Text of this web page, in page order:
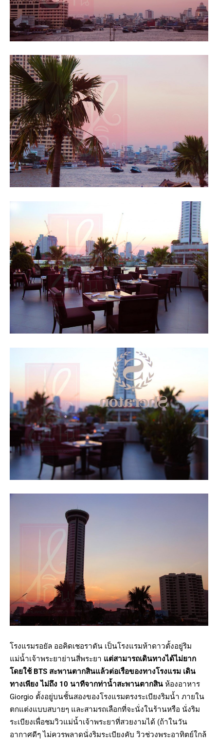
โรงแรมรอยัล ออคิดเชอราตัน เป็นโรงแรมห้าดาวตั้งอยู่ริม
แม่น้ำเจ้าพระยาย่านสี่พระยา แต่สามารถเดินทางได้ไม่ยาก
โดยใช้ BTS สะพานตากสินแล้วต่อเรือของทางโรงแรม เดิน
ทางเพียง ไม่ถึง 10 นาทีจากท่าน้ำสะพานตากสิน ห้องอาหาร
Giorgio ตั้งอยู่บนชั้นสองของโรงแรมตรงระเบียงริมน้ำ ภายใน
ตกแต่งแบบสบายๆ และสามรถเลือกที่จะนั่งในร้านหรือ นั่งริม
ระเบียงเพื่อชมวิวแม่น้ำเจ้าพระยาที่สวยงามได้ (ถ้าในวัน
อากาศดีๆ ไม่ควรพลาดนั่งริมระเบียงคับ วิวช่วงพระอาทิตย์ใกล้